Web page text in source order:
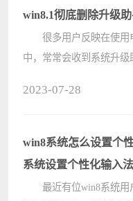
????
win8.1彻底删除升级助
的操作方法
很多用户反映在使用
中，常常会收到系统升级
底删除升级助手gwx.exe
????
2023-07-28
win8系统怎么设置个
系统设置个性化输入
最近有位win8系统用